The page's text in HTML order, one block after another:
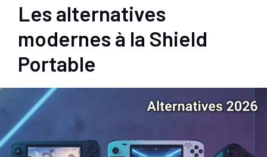
Les alternatives
modernes à la Shield
Portable